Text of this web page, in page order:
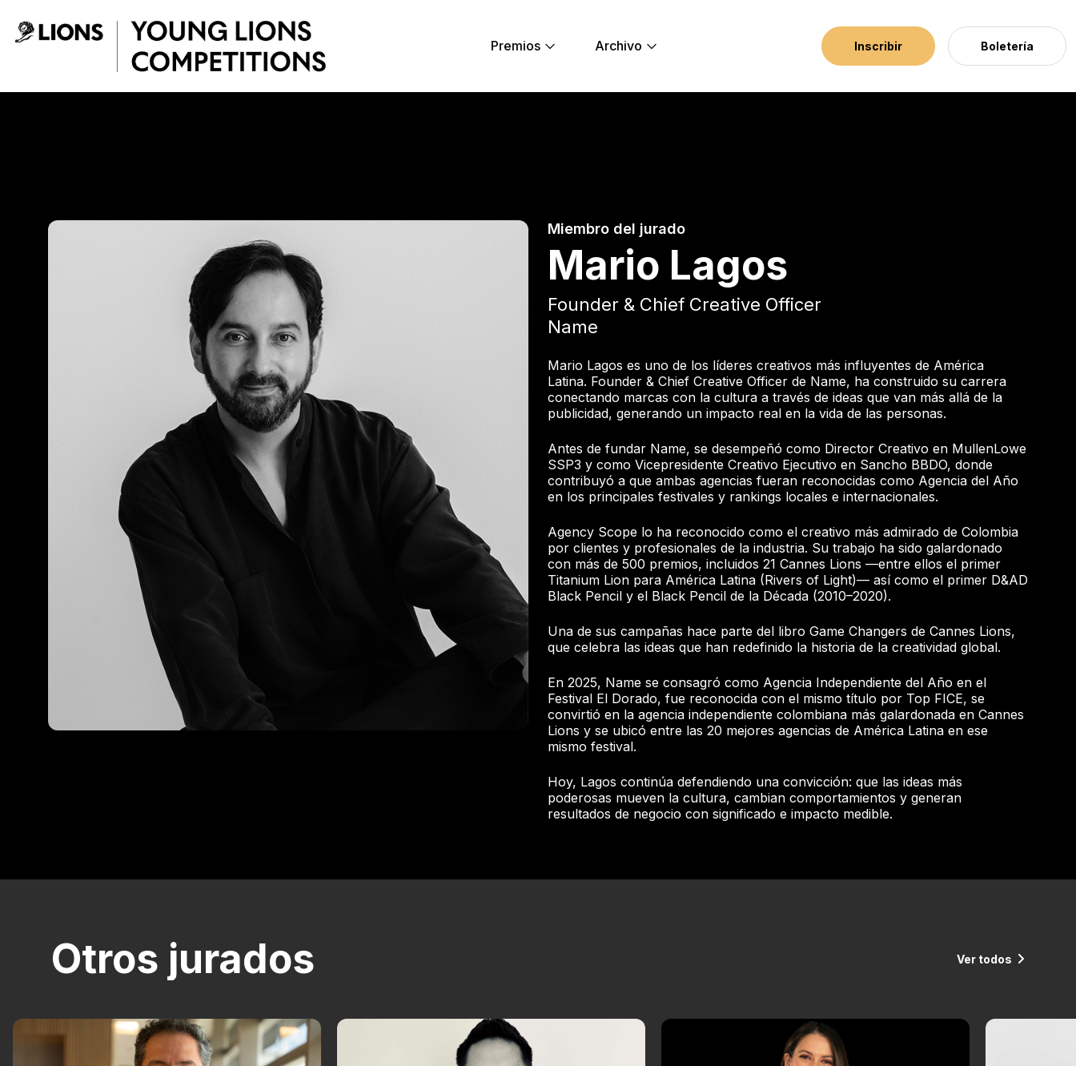
Premios
Archivo Inscribir Boletería
Miembro del jurado
Mario Lagos
Founder & Chief Creative Officer
Name
Mario Lagos es uno de los líderes creativos más influyentes de América
Latina. Founder & Chief Creative Officer de Name, ha construido su carrera
conectando marcas con la cultura a través de ideas que van más allá de la
publicidad, generando un impacto real en la vida de las personas.
Antes de fundar Name, se desempeñó como Director Creativo en MullenLowe
SSP3 y como Vicepresidente Creativo Ejecutivo en Sancho BBDO, donde
contribuyó a que ambas agencias fueran reconocidas como Agencia del Año
en los principales festivales y rankings locales e internacionales.
Agency Scope lo ha reconocido como el creativo más admirado de Colombia
por clientes y profesionales de la industria. Su trabajo ha sido galardonado
con más de 500 premios, incluidos 21 Cannes Lions —entre ellos el primer
Titanium Lion para América Latina (Rivers of Light)— así como el primer D&AD
Black Pencil y el Black Pencil de la Década (2010–2020).
Una de sus campañas hace parte del libro Game Changers de Cannes Lions,
que celebra las ideas que han redefinido la historia de la creatividad global.
En 2025, Name se consagró como Agencia Independiente del Año en el
Festival El Dorado, fue reconocida con el mismo título por Top FICE, se
convirtió en la agencia independiente colombiana más galardonada en Cannes
Lions y se ubicó entre las 20 mejores agencias de América Latina en ese
mismo festival.
Hoy, Lagos continúa defendiendo una convicción: que las ideas más
poderosas mueven la cultura, cambian comportamientos y generan
resultados de negocio con significado e impacto medible.
Otros jurados Ver todos